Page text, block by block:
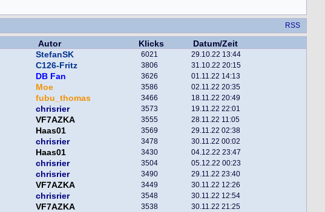
RSS
Autor Klicks
Datum/Zeit
StefanSK 6021 29.10.22 13:44
C126-Fritz 3806 31.10.22 20:15
DB Fan 3626 01.11.22 14:13
Moe 3586 02.11.22 20:35
fubu_thomas 3466 18.11.22 20:49
chrisrier 3573 19.11.22 22:01
VF7AZKA 3555 28.11.22 11:05
Haas01 3569 29.11.22 02:38
chrisrier 3478 30.11.22 00:02
Haas01 3430 04.12.22 23:47
chrisrier 3504 05.12.22 00:23
chrisrier 3490 29.11.22 23:40
VF7AZKA 3449 30.11.22 12:26
chrisrier 3548 30.11.22 12:54
VF7AZKA 3538 30.11.22 21:25